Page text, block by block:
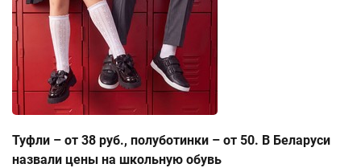
Туфли – от 38 руб., полуботинки – от 50. В Беларуси
назвали цены на школьную обувь